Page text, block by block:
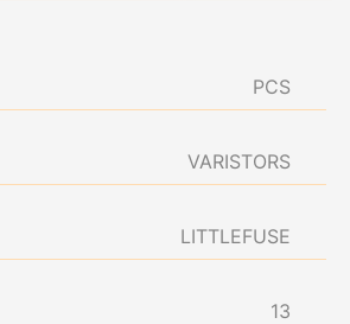
PCS
VARISTORS
LITTLEFUSE
13